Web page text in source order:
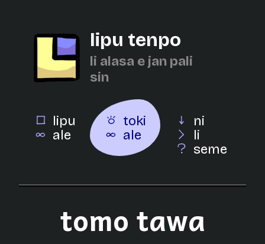
lipu tenpo
li alasa e jan pali
sin
lipu
ale
toki
ale
ni
li
seme
tomo tawa